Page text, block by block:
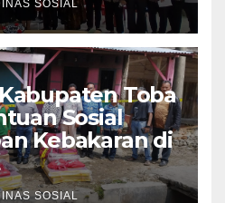
SOSIAL
Toba
Sosial
Kebakaran di
SOSIAL